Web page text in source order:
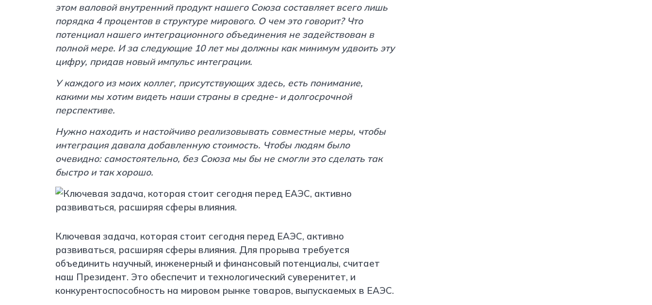
этом валовой внутренний продукт нашего Союза составляет всего лишь
порядка 4 процентов в структуре мирового. О чем это говорит? Что
потенциал нашего интеграционного объединения не задействован в
полной мере. И за следующие 10 лет мы должны как минимум удвоить эту
цифру, придав новый импульс интеграции.
У каждого из моих коллег, присутствующих здесь, есть понимание,
какими мы хотим видеть наши страны в средне- и долгосрочной
перспективе.
Нужно находить и настойчиво реализовывать совместные меры, чтобы
интеграция давала добавленную стоимость. Чтобы людям было
очевидно: самостоятельно, без Союза мы бы не смогли это сделать так
быстро и так хорошо.
Ключевая задача, которая стоит сегодня перед ЕАЭС, активно
развиваться, расширяя сферы влияния. Для прорыва требуется
объединить научный, инженерный и финансовый потенциалы, считает
наш Президент. Это обеспечит и технологический суверенитет, и
конкурентоспособность на мировом рынке товаров, выпускаемых в ЕАЭС.